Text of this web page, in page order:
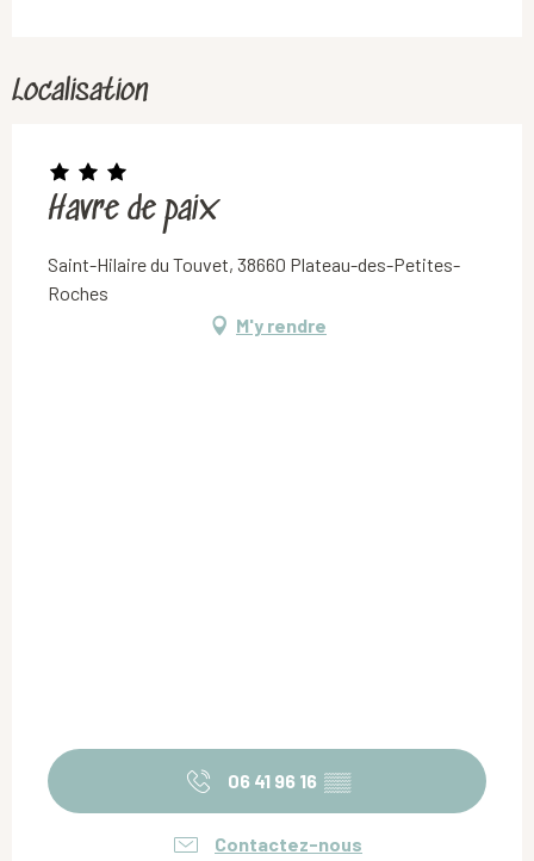
Localisation
Havre de paix
Saint-Hilaire du Touvet, 38660 Plateau-des-Petites-
Roches
M'y rendre
06 41 96 16 ▒▒
Contactez-nous